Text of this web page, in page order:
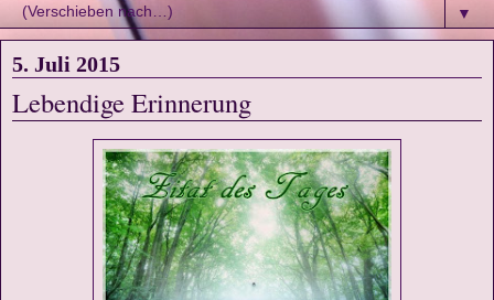
▼
5. Juli 2015
Lebendige Erinnerung